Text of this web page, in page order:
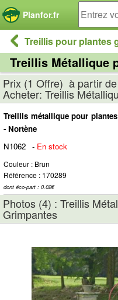
Planfor.fr
Treillis pour plantes
Treillis Métallique
Prix (1 Offre) à partir
Acheter: Treillis
Treillis métallique pour
- Nortène
N1062 - En stock
Couleur : Brun
Référence : 170289
dont éco-part : 0.02€
Photos (4) : Treillis
Grimpantes
Panneau de gestion des cookies